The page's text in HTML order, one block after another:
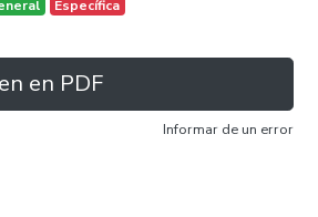
Específica
en PDF
Informar de un error